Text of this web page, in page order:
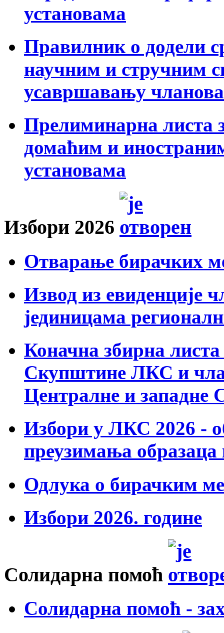
установама
Правилник о додели
научним и стручним
усавршавању
Прелиминарна листа
домаћим и
установама
Избори 2026
Отварање бирачких
Извод из евиденције
јединицама
Коначна збирна
Скупштине ЛКС и
Централне и западне
Избори у ЛКС 2026 -
преузимања образаца
Одлука о бирачким
Избори 2026. године
Солидарна помоћ
Солидарна помоћ -